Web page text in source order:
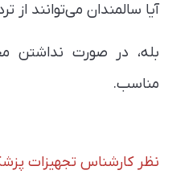
آیا سالمندان می‌توانند از
بله، در صورت نداشتن
مناسب.
نظر کارشناس تجهیزات